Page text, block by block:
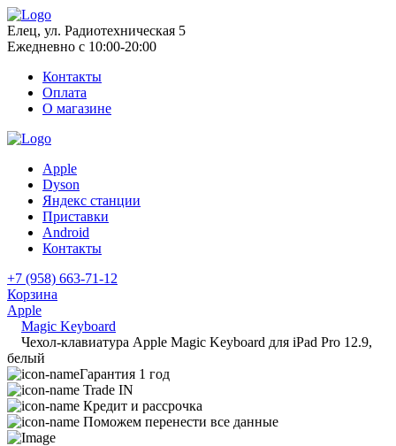
Елец, ул. Радиотехническая 5
Ежедневно с 10:00-20:00
Контакты
Оплата
О магазине
Apple
Dyson
Яндекс станции
Приставки
Android
Контакты
+7 (958) 663-71-12
Корзина
Apple
Magic Keyboard
Чехол-клавиатура Apple Magic Keyboard для iPad Pro 12.9,
белый
Гарантия 1 год
Trade IN
Кредит и рассрочка
Поможем перенести все данные